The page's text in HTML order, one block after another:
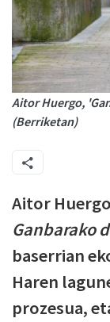
Aitor Huergo,
(Berriketan)
Aitor
Ganbarako
baserrian
Haren
prozesua,